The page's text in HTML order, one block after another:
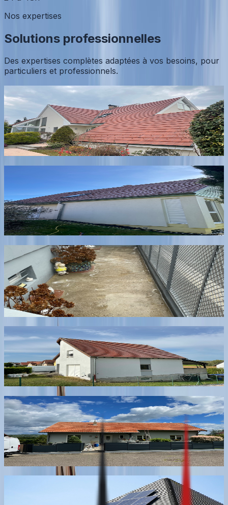
Nos expertises
Solutions professionnelles
Des expertises complètes adaptées à vos besoins, pour
particuliers et professionnels.
Nettoyage & démoussage de toiture
Expertise dédiée au nettoyage et démoussage de toiture
pour préserver l’étanchéité et prolonger la durée de vie
du toit.
En savoir plus
Nettoyage de façades pour éliminer salissures, micro-
organismes et redonner un aspect propre à votre
maison.
En savoir plus
Nettoyage des sols extérieurs (allées,
terrasses, cours)
Nettoyage des sols extérieurs pour sécuriser et embellir
allées, terrasses et accès de maison.
En savoir plus
Démoussage & traitements de protection
Démoussage et traitements préventifs pour protéger
durablement toitures, façades et surfaces extérieures.
En savoir plus
Nettoyage extérieur haute pression
Nettoyage extérieur professionnel avec techniques
adaptées à chaque support pour un résultat efficace
sans dégradation.
En savoir plus
Nettoyage de panneaux photovoltaïques
Nettoyage des modules photovoltaïques en toiture, sans